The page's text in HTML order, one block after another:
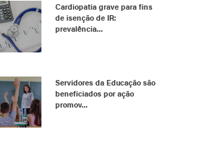
Cardiopatia grave para fins
de isenção de IR:
prevalência...
Servidores da Educação são
beneficiados por ação
promov...